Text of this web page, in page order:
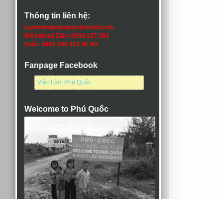
Thông tin liên hệ:
tuyendungphuquoc@gmail.com
Điện thoại/ Zalo: 0934.127.384
hoặc: 0985 258 323 Mr Hà
Fanpage Facebook
Việc Làm Phú Quốc
Welcome to Phú Quốc